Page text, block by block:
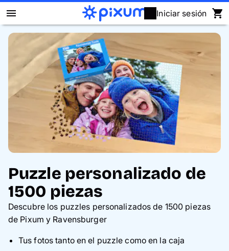
Iniciar sesión
Álbum Digital Pixum
Fotos
Cuadros
Puzzles
Calendarios
Regalos
Fundas
Puzzle personalizado de
1500 piezas
Descubre los puzzles personalizados de 1500 piezas
de Pixum y Ravensburger
Tus fotos tanto en el puzzle como en la caja